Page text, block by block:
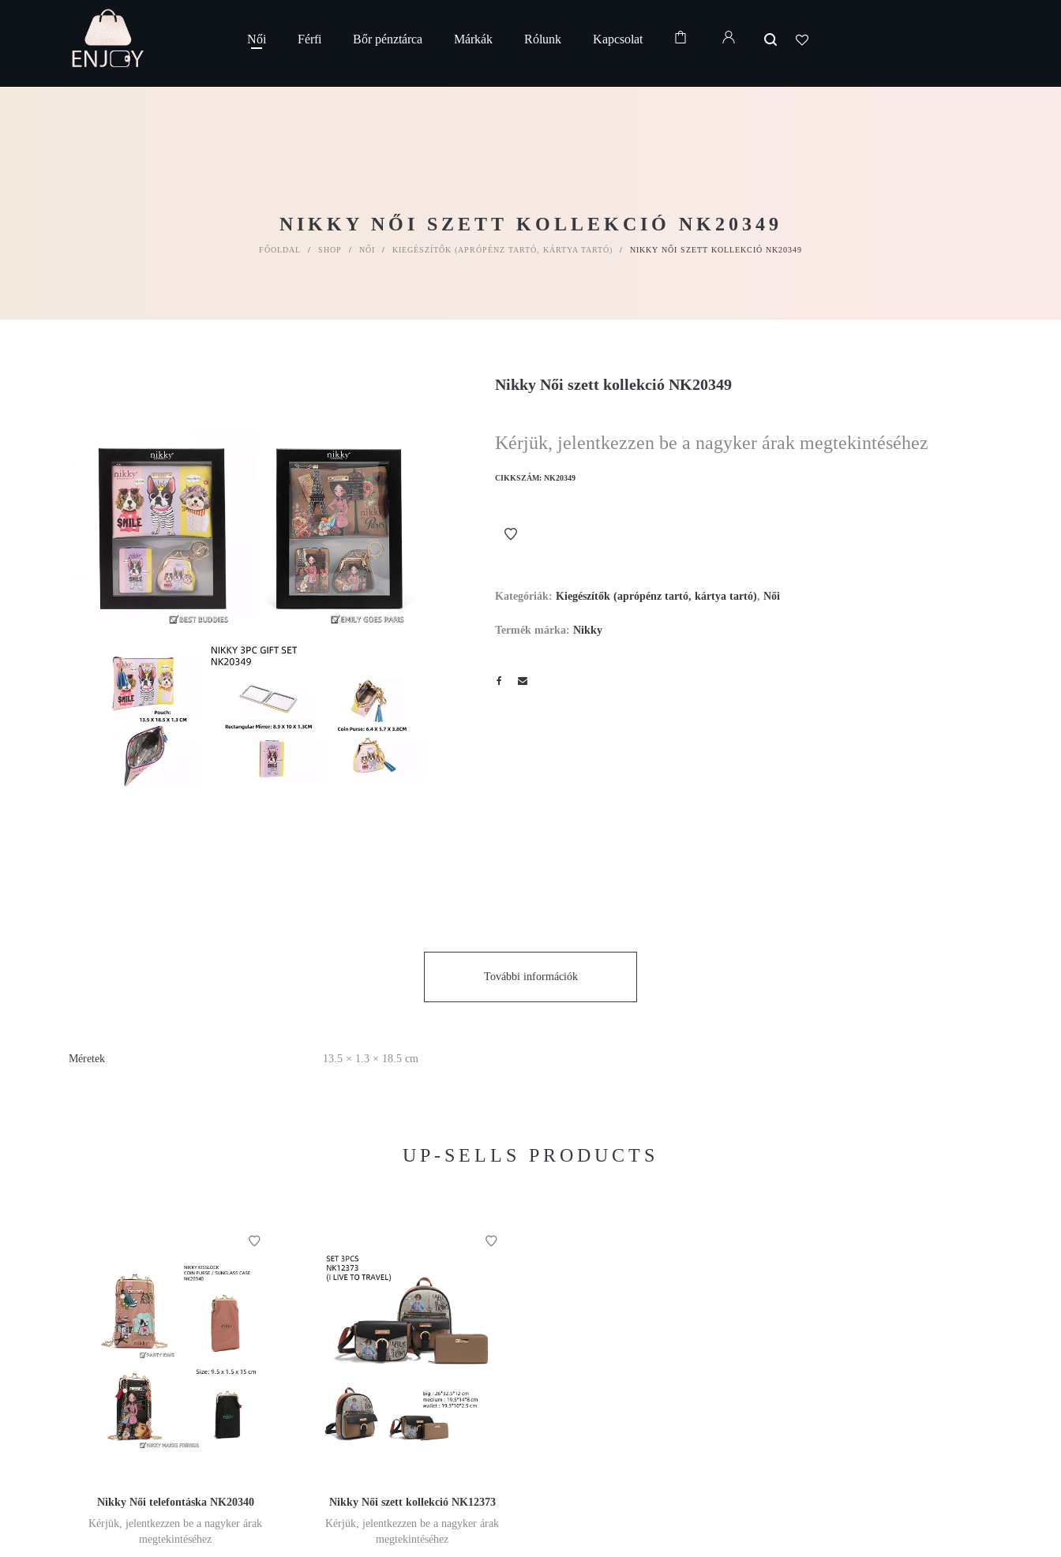
Női Férfi Bőr pénztárca Márkák Rólunk Kapcsolat
NIKKY NŐI SZETT KOLLEKCIÓ NK20349
FŐOLDAL / SHOP / NŐI / KIEGÉSZÍTŐK (APRÓPÉNZ TARTÓ, KÁRTYA TARTÓ) / NIKKY NŐI SZETT KOLLEKCIÓ NK20349
Nikky Női szett kollekció NK20349
Kérjük, jelentkezzen be a nagyker árak megtekintéséhez
CIKKSZÁM: NK20349
Kategóriák: Kiegészítők (aprópénz tartó, kártya tartó), Női
Termék márka: Nikky
További információk
Méretek 13.5 × 1.3 × 18.5 cm
UP-SELLS PRODUCTS
Nikky Női telefontáska NK20340
Kérjük, jelentkezzen be a nagyker árak
megtekintéséhez
Nikky Női szett kollekció NK12373
Kérjük, jelentkezzen be a nagyker árak
megtekintéséhez